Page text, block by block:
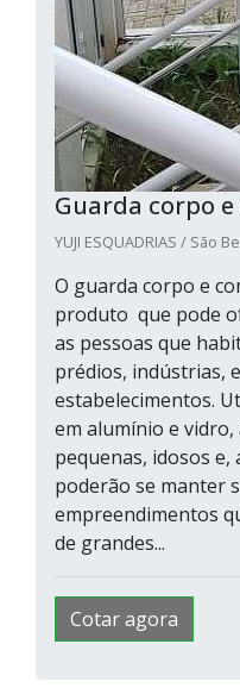
Guarda corpo
YUJI ESQUADRIAS / São
O guarda corpo e
produto que pode
as pessoas que
prédios, indústrias,
estabelecimentos.
em alumínio e vidro,
pequenas, idosos
poderão se manter
empreendimentos
de grandes...
Cotar agora